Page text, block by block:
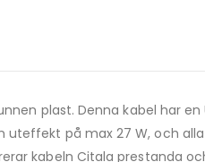
plast. Denna kabel har
på max 27 W, och
kabeln Citala prestanda